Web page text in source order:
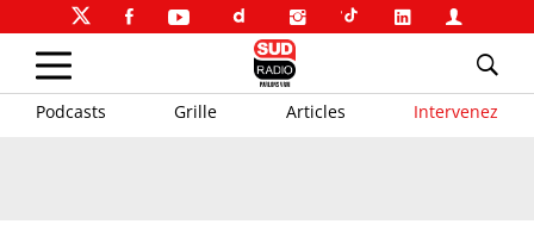
Podcasts Grille Articles Intervenez